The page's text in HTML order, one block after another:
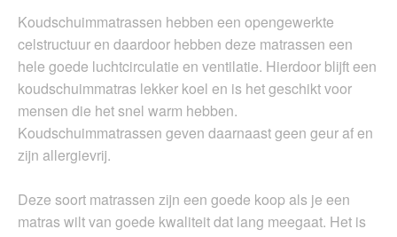
Koudschuimmatrassen hebben een opengewerkte
celstructuur en daardoor hebben deze matrassen een
hele goede luchtcirculatie en ventilatie. Hierdoor blijft een
koudschuimmatras lekker koel en is het geschikt voor
mensen die het snel warm hebben.
Koudschuimmatrassen geven daarnaast geen geur af en
zijn allergievrij.
Deze soort matrassen zijn een goede koop als je een
matras wilt van goede kwaliteit dat lang meegaat. Het is